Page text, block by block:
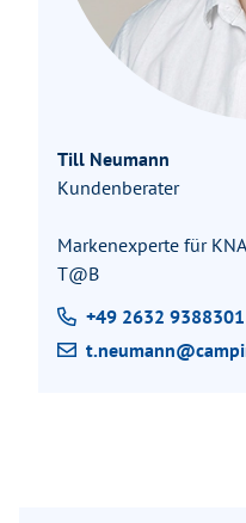
Till Neumann
Kundenberater
Markenexperte für
T@B
+49 2632 9388301